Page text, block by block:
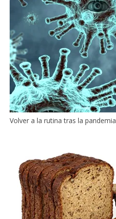
Volver a la rutina tras la pandemia